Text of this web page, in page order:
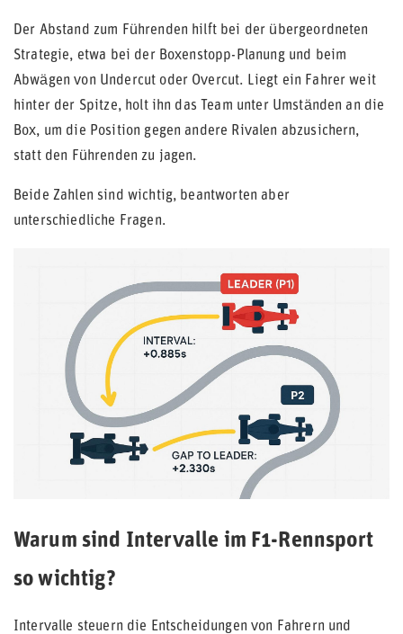
Der Abstand zum Führenden hilft bei der übergeordneten
Strategie, etwa bei der Boxenstopp-Planung und beim
Abwägen von Undercut oder Overcut. Liegt ein Fahrer weit
hinter der Spitze, holt ihn das Team unter Umständen an die
Box, um die Position gegen andere Rivalen abzusichern,
statt den Führenden zu jagen.
Beide Zahlen sind wichtig, beantworten aber
unterschiedliche Fragen.
Warum sind Intervalle im F1-Rennsport
so wichtig?
Intervalle steuern die Entscheidungen von Fahrern und